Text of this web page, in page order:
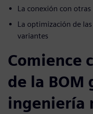
La conexión con
La optimización de
variantes
Comience
de la BOM
ingeniería